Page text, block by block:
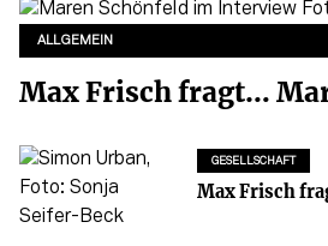
ALLGEMEIN
Max Frisch fragt…
GESELLSCHAFT
Max Frisch